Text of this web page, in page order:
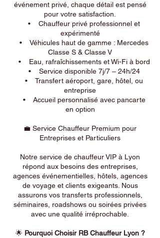
événement privé, chaque détail est pensé
pour votre satisfaction.
• Chauffeur privé professionnel et
expérimenté
• Véhicules haut de gamme : Mercedes
Classe S & Classe V
• Eau, rafraîchissements et Wi-Fi à bord
• Service disponible 7j/7 – 24h/24
• Transfert aéroport, gare, hôtel, ou
entreprise
• Accueil personnalisé avec pancarte
en option
💼 Service Chauffeur Premium pour
Entreprises et Particuliers
Notre service de chauffeur VIP à Lyon
répond aux besoins des entreprises,
agences événementielles, hôtels, agences
de voyage et clients exigeants. Nous
assurons vos transferts professionnels,
séminaires, roadshows ou soirées privées
avec une qualité irréprochable.
🌟 Pourquoi Choisir RB Chauffeur Lyon ?